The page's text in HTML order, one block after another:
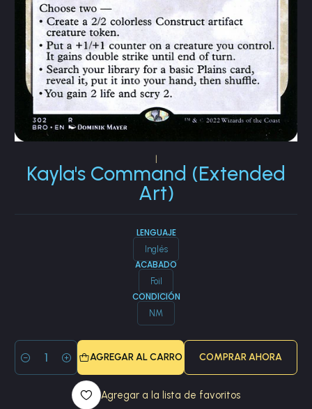
Kayla's Command (Extended
Art)
LENGUAJE
Inglés
ACABADO
Foil
CONDICIÓN
NM
Cantidad
AGREGAR AL CARRO COMPRAR AHORA
Agregar a la lista de favoritos